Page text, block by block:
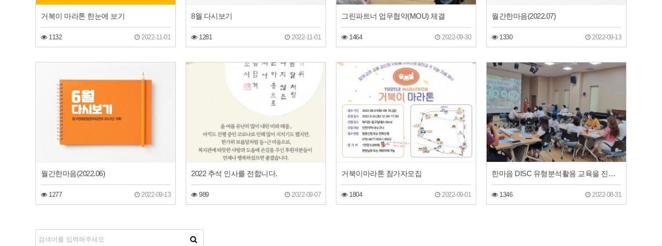
거북이 마라톤 한눈에 보기
1132 2022-11-01
8월 다시보기
1281 2022-11-01
그린파트너 업무협약(MOU) 체결
1464 2022-09-30
월간한마음(2022.07)
1330 2022-09-13
월간한마음(2022.06)
1277 2022-09-13
2022 추석 인사를 전합니다.
989 2022-09-07
거북이마라톤 참가자모집
1804 2022-09-01
한마음 DISC 유형분석활용 교육을 진행하다.
1346 2022-08-31